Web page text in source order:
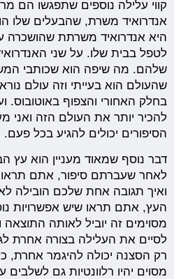
קווי עלילה נוספים שתפגשו הם
אנדרואיד משרת, שהבעלים שלו
היא אנדרואיד משרתת שהושכרה
לטפל בבית שלו. על שני
שלהם. מה שיפה הוא שכותבי
שהעולם הוא בעייתי וזה עולם
בחלק האחורי והצפוף באוטובוס.
להכיר יותר את העולם הזה ואני
הסיפורים יכולים להגיע בכל פעם.
דבר נוסף שמאוד מעניין הוא עץ
לאחר שעברתם סיפור, אתם
ואיך תגובה אחת שלכם הובילה
העץ, אתם תראו שיש אפשרויות
מסוימים זה יוביל לאותה
לסיים את העלילה בצורה אחרת
רק הסצנה יכולה להיגמר אחרת,
מסוים יהיו רלוונטיות גם